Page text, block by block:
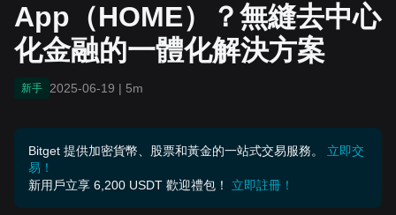
App（HOME）？無縫去中心
化金融的一體化解決方案
新手 2025-06-19 | 5m
Bitget 提供加密貨幣、股票和黃金的一站式交易服務。
立即交
易！
新用戶立享 6,200 USDT 歡迎禮包！
立即註冊！